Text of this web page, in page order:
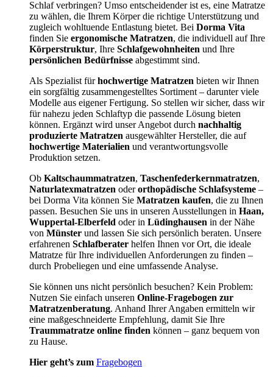
Schlaf verbringen? Umso entscheidender ist es, eine Matratze
zu wählen, die Ihrem Körper die richtige Unterstützung und
zugleich wohltuende Entlastung bietet. Bei Dorma Vita
finden Sie ergonomische Matratzen, die individuell auf Ihre
Körperstruktur, Ihre Schlafgewohnheiten und Ihre
persönlichen Bedürfnisse abgestimmt sind.
Als Spezialist fürhochwertige Matratzen bieten wir Ihnen
ein sorgfältig zusammengestelltes Sortiment – darunter viele
Modelle aus eigener Fertigung. So stellen wir sicher, dass wir
für nahezu jeden Schlaftyp die passende Lösung bieten
können. Ergänzt wird unser Angebot durch nachhaltig
produzierte Matratzen ausgewählter Hersteller, die auf
hochwertige Materialien und verantwortungsvolle
Produktion setzen.
Ob Kaltschaummatratzen, Taschenfederkernmatratzen,
Naturlatexmatratzen oderorthopädische Schlafsysteme –
bei Dorma Vita können Sie Matratzen kaufen, die zu Ihnen
passen. Besuchen Sie uns in unseren Ausstellungen in Haan,
Wuppertal-Elberfeld oder in Lüdinghausen in der Nähe
von Münster und lassen Sie sich persönlich beraten. Unsere
erfahrenen Schlafberater helfen Ihnen vor Ort, die ideale
Matratze für Ihre individuellen Anforderungen zu finden –
durch Probeliegen und eine umfassende Analyse.
Sie können uns nicht persönlich besuchen? Kein Problem:
Nutzen Sie einfach unseren Online-Fragebogen zur
Matratzenberatung. Anhand Ihrer Angaben ermitteln wir
eine maßgeschneiderte Empfehlung, damit Sie Ihre
Traummatratze online finden können – ganz bequem von
zu Hause.
Hier geht’s zum Fragebogen